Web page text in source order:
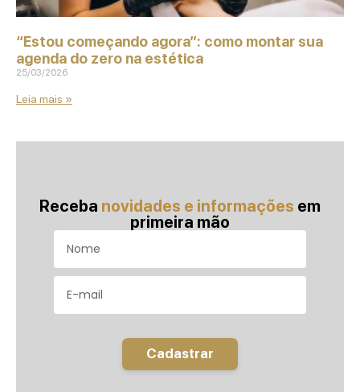
“Estou começando agora”: como montar sua
agenda do zero na estética
25/03/2026
Leia mais »
Receba novidades e informações em
primeira mão
Cadastrar